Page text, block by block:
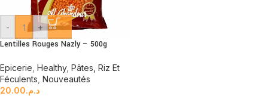
- +
Lentilles Rouges Nazly – 500g
Epicerie Healthy, Pâtes, Riz Et
Féculents Nouveautés
د.م.20.00